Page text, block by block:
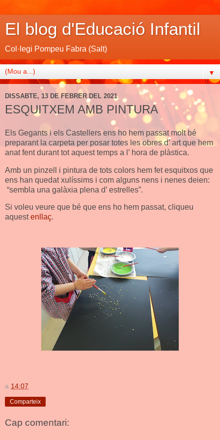
El blog d'Educació Infantil
Col·legi Pompeu Fabra (Salt)
▼
DISSABTE, 13 DE FEBRER DEL 2021
ESQUITXEM AMB PINTURA
Els Gegants i els Castellers ens ho hem passat molt bé
preparant la carpeta per posar totes les obres d’ art que hem
anat fent durant tot aquest temps a l’ hora de plàstica.
Amb un pinzell i pintura de tots colors hem fet esquitxos que
ens han quedat xulíssims i com alguns nens i nenes deien:
“sembla una galàxia plena d’ estrelles”.
Si voleu veure que bé que ens ho hem passat, cliqueu
aquestenllaç.
a 14:07
Comparteix
Cap comentari: